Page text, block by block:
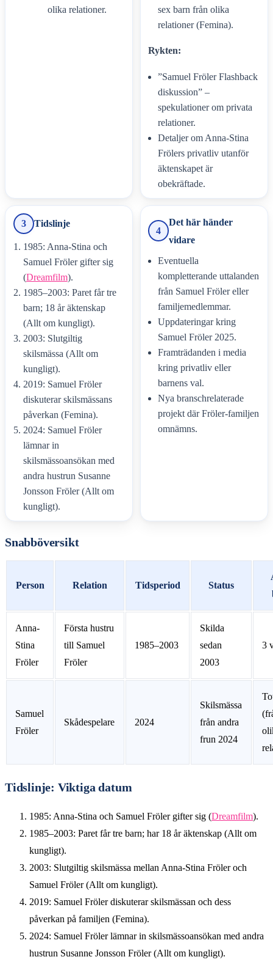
olika relationer.
sex barn från olika
relationer (Femina).
Rykten:
”Samuel Fröler Flashback
diskussion” –
spekulationer om privata
relationer.
Detaljer om Anna-Stina
Frölers privatliv utanför
äktenskapet är
obekräftade.
3 Tidslinje
1985: Anna-Stina och
Samuel Fröler gifter sig
(Dreamfilm).
1985–2003: Paret får tre
barn; 18 år äktenskap
(Allt om kungligt).
2003: Slutgiltig
skilsmässa (Allt om
kungligt).
2019: Samuel Fröler
diskuterar skilsmässans
påverkan (Femina).
2024: Samuel Fröler
lämnar in
skilsmässoansökan med
andra hustrun Susanne
Jonsson Fröler (Allt om
kungligt).
4
Det här händer
vidare
Eventuella
kompletterande uttalanden
från Samuel Fröler eller
familjemedlemmar.
Uppdateringar kring
Samuel Fröler 2025.
Framträdanden i media
kring privatliv eller
barnens val.
Nya branschrelaterade
projekt där Fröler-familjen
omnämns.
Snabböversikt
Person Relation Tidsperiod Status
Anna-
Stina
Fröler
Första hustru
till Samuel
Fröler
1985–2003
Skilda
sedan
2003
3
Samuel
Fröler
Skådespelare 2024
Skilsmässa
från andra
frun 2024
Tidslinje: Viktiga datum
1985: Anna-Stina och Samuel Fröler gifter sig (Dreamfilm).
1985–2003: Paret får tre barn; har 18 år äktenskap (Allt om
kungligt).
2003: Slutgiltig skilsmässa mellan Anna-Stina Fröler och
Samuel Fröler (Allt om kungligt).
2019: Samuel Fröler diskuterar skilsmässan och dess
påverkan på familjen (Femina).
2024: Samuel Fröler lämnar in skilsmässoansökan med andra
hustrun Susanne Jonsson Fröler (Allt om kungligt).